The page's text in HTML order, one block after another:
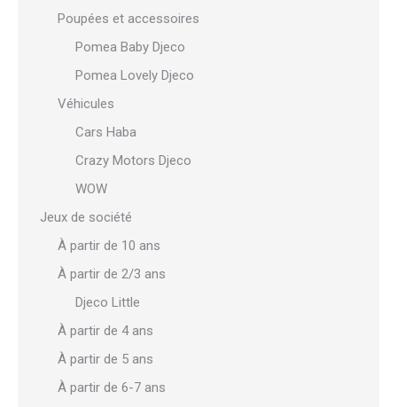
Poupées et accessoires
Pomea Baby Djeco
Pomea Lovely Djeco
Véhicules
Cars Haba
Crazy Motors Djeco
WOW
Jeux de société
À partir de 10 ans
À partir de 2/3 ans
Djeco Little
À partir de 4 ans
À partir de 5 ans
À partir de 6-7 ans